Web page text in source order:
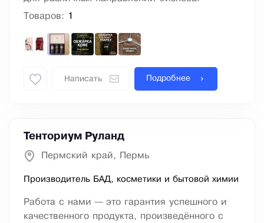
Товаров: 1
Написать Подробнее
Тенториум Руланд
Пермский край, Пермь
Производитель БАД, косметики и бытовой химии
Работа с нами — это гарантия успешного и
качественного продукта, произведённого с